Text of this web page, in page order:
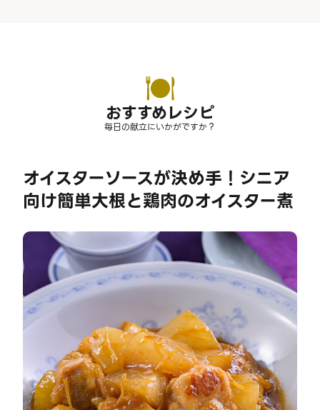
おすすめレシピ
毎日の献立にいかがですか？
オイスターソースが決め手！シニア
向け簡単大根と鶏肉のオイスター煮